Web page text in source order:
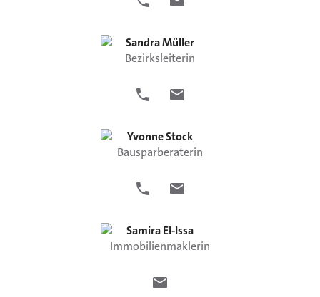
SandraMüller
Bezirksleiterin
YvonneStock
Bausparberaterin
SamiraEl-Issa
Immobilienmaklerin